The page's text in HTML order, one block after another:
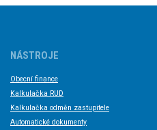
NÁSTROJE
Obecní finance
Kalkulačka RUD
Kalkulačka odměn zastupitele
Automatické dokumenty